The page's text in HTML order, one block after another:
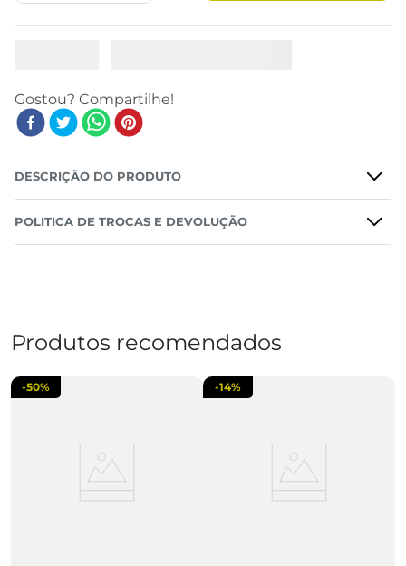
DESCRIÇÃO DO PRODUTO
POLITICA DE TROCAS E DEVOLUÇÃO
Produtos recomendados
-50% -14%